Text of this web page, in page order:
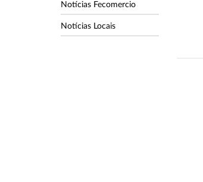
Notícias Fecomercio
Notícias Locais